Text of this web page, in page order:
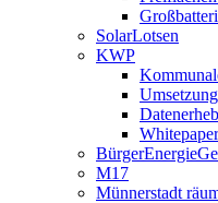
SolarLotsen
KWP
Whitepaper
M17
Münnerstadt